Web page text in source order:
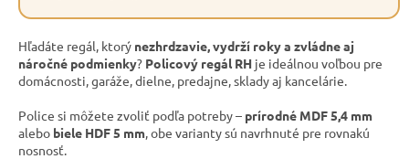
Hľadáte regál, ktorý nezhrdzavie, vydrží roky a zvládne aj
náročné podmienky? Policový regál RH je ideálnou voľbou pre
domácnosti, garáže, dielne, predajne, sklady aj kancelárie.
Police si môžete zvoliť podľa potreby – prírodné MDF 5,4 mm
alebo biele HDF 5 mm , obe varianty sú navrhnuté pre rovnakú
nosnosť.